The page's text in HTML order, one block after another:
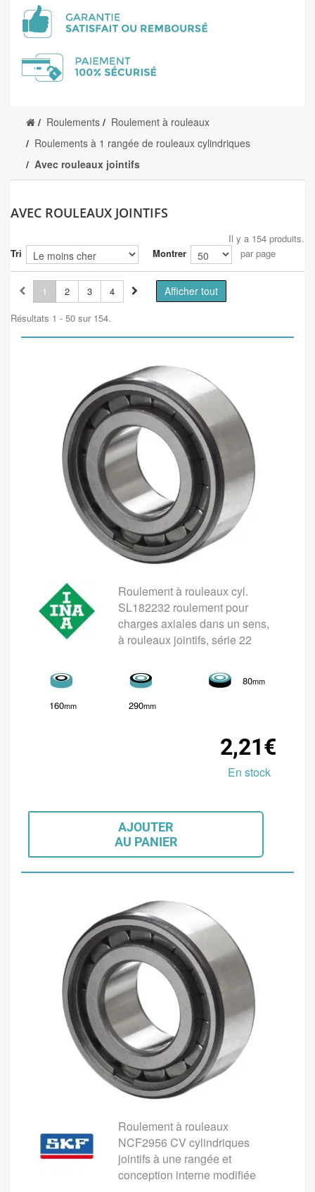
Roulements
Roulement à rouleaux
Roulements à 1 rangée de rouleaux cylindriques
Avec rouleaux jointifs
AVEC ROULEAUX JOINTIFS
Il y a 154 produits.
Tri
Montrer par page
Afficher tout
1 2 3
4
Résultats 1 - 50 sur 154.
Roulement à rouleaux cyl.
SL182232 roulement pour
charges axiales dans un sens,
à rouleaux jointifs, série 22
160mm 290mm
80mm
2,21€
En stock
AJOUTER
AU PANIER
Roulement à rouleaux
NCF2956 CV cylindriques
jointifs à une rangée et
conception interne modifiée